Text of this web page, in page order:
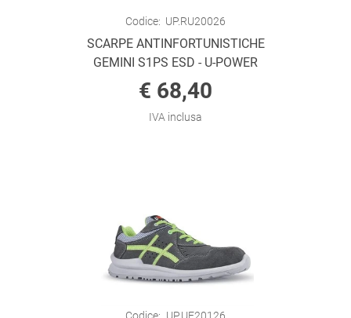
Codice: UP.RU20026
SCARPE ANTINFORTUNISTICHE
GEMINI S1PS ESD - U-POWER
€ 68,40
IVA inclusa